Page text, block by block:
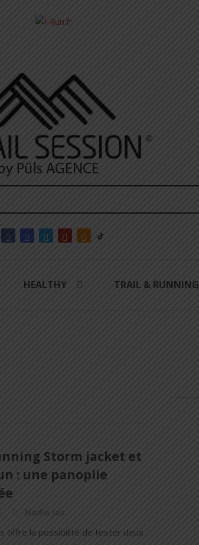
HEALTHY TRAIL & RUNNING
Storm jacket et
: une panoplie
Nadia Jas
offre la possibilité de tester deux